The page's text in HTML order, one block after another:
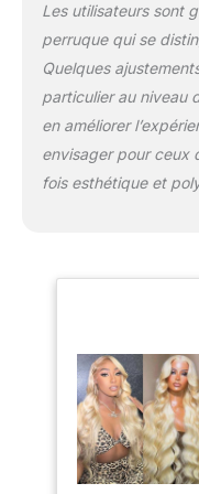
Les utilisateurs sont
perruque qui se
Quelques
particulier au niveau
en améliorer
envisager pour ceux
fois esthétique et